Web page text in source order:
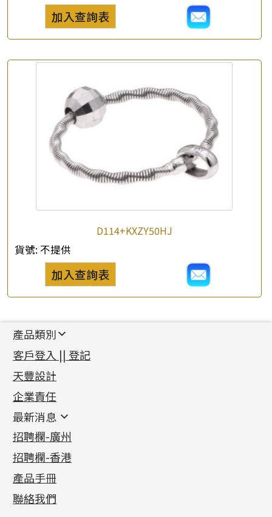
加入查詢表
D114+KXZY50HJ
貨號: 不提供
加入查詢表
產品類別
新產品
足金系列
足金配件
機織鏈系列
珠仔鏈
镶口链
管狀網鏈
十字車花鏈系列
十字閃O鏈系列
十字錘打鏈系列
側身車花鏈系列
側身鏈系列
首飾配件
耳環類配件
卷迫系列
螺絲迫系列
梅花迫系列
平臺迫系列
綫拍系列
美拍系列
鏈類配件
動感車花吊墜
調節珠系列
生圈扣系列
龍蝦扣系列
鴨俐制系列
其他類配件
珠盤系列
袖口鈕系列
焊片及鐳射綫
空心車花管
珠類配件
無孔光身珠
空心光身珠
無孔批花珠
鑲口類
四爪頭系列
六爪頭系列
車花片
動感車花片
鑲口戒指
鑲口手鏈系列
首飾系列
手镯系列
戒指系列
空心耳環
空心车花管首饰链
空心手鐲系列
貴金屬原料
千足金
記憶金屬系列
記憶戒指
拉簧珠珠手鏈
記憶鈦手鐲
客戶登入 || 登記
天豐設計
企業責任
最新消息
最新消息
各項證書(2)
相片集(9)
展覽會資訊
最新產品資訊
招聘欄-廣州
招聘欄-香港
產品手冊
聯絡我們